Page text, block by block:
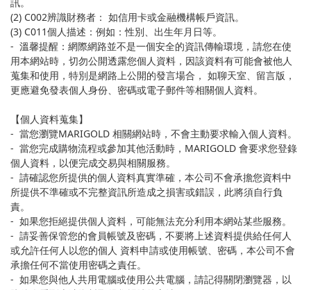
(2) C002辨識財務者： 如信用卡或金融機構帳戶資訊。
(3) C011個人描述：例如：性別、出生年月日等。
- 溫馨提醒：網際網路並不是一個安全的資訊傳輸環境，請您在使
用本網站時，切勿公開透露您個人資料，因該資料有可能會被他人
蒐集和使用，特別是網路上公開的發言場合， 如聊天室、留言版，
更應避免發表個人身份、密碼或電子郵件等相關個人資料。
【個人資料蒐集】
- 當您瀏覽MARIGOLD 相關網站時，不會主動要求輸入個人資料。
- 當您完成購物流程或參加其他活動時，MARIGOLD 會要求您登錄
個人資料，以便完成交易與相關服務。
- 請確認您所提供的個人資料真實準確，本公司不會承擔您資料中
所提供不準確或不完整資訊所造成之損害或錯誤，此將須自行負
責。
- 如果您拒絕提供個人資料，可能無法充分利用本網站某些服務。
- 請妥善保管您的會員帳號及密碼，不要將上述資料提供給任何人
或允許任何人以您的個人 資料申請或使用帳號、密碼，本公司不會
承擔任何不當使用密碼之責任。
- 如果您與他人共用電腦或使用公共電腦，請記得關閉瀏覽器，以